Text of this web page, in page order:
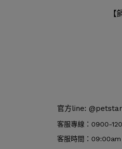
官方line:
客服專線：0900-
客服時間：